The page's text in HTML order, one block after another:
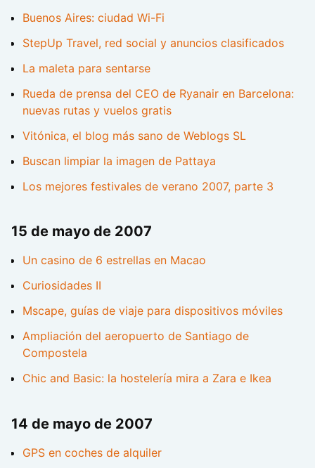
Buenos Aires: ciudad Wi-Fi
StepUp Travel, red social y anuncios clasificados
La maleta para sentarse
Rueda de prensa del CEO de Ryanair en Barcelona:
nuevas rutas y vuelos gratis
Vitónica, el blog más sano de Weblogs SL
Buscan limpiar la imagen de Pattaya
Los mejores festivales de verano 2007, parte 3
15 de mayo de 2007
Un casino de 6 estrellas en Macao
Curiosidades II
Mscape, guías de viaje para dispositivos móviles
Ampliación del aeropuerto de Santiago de
Compostela
Chic and Basic: la hostelería mira a Zara e Ikea
14 de mayo de 2007
GPS en coches de alquiler